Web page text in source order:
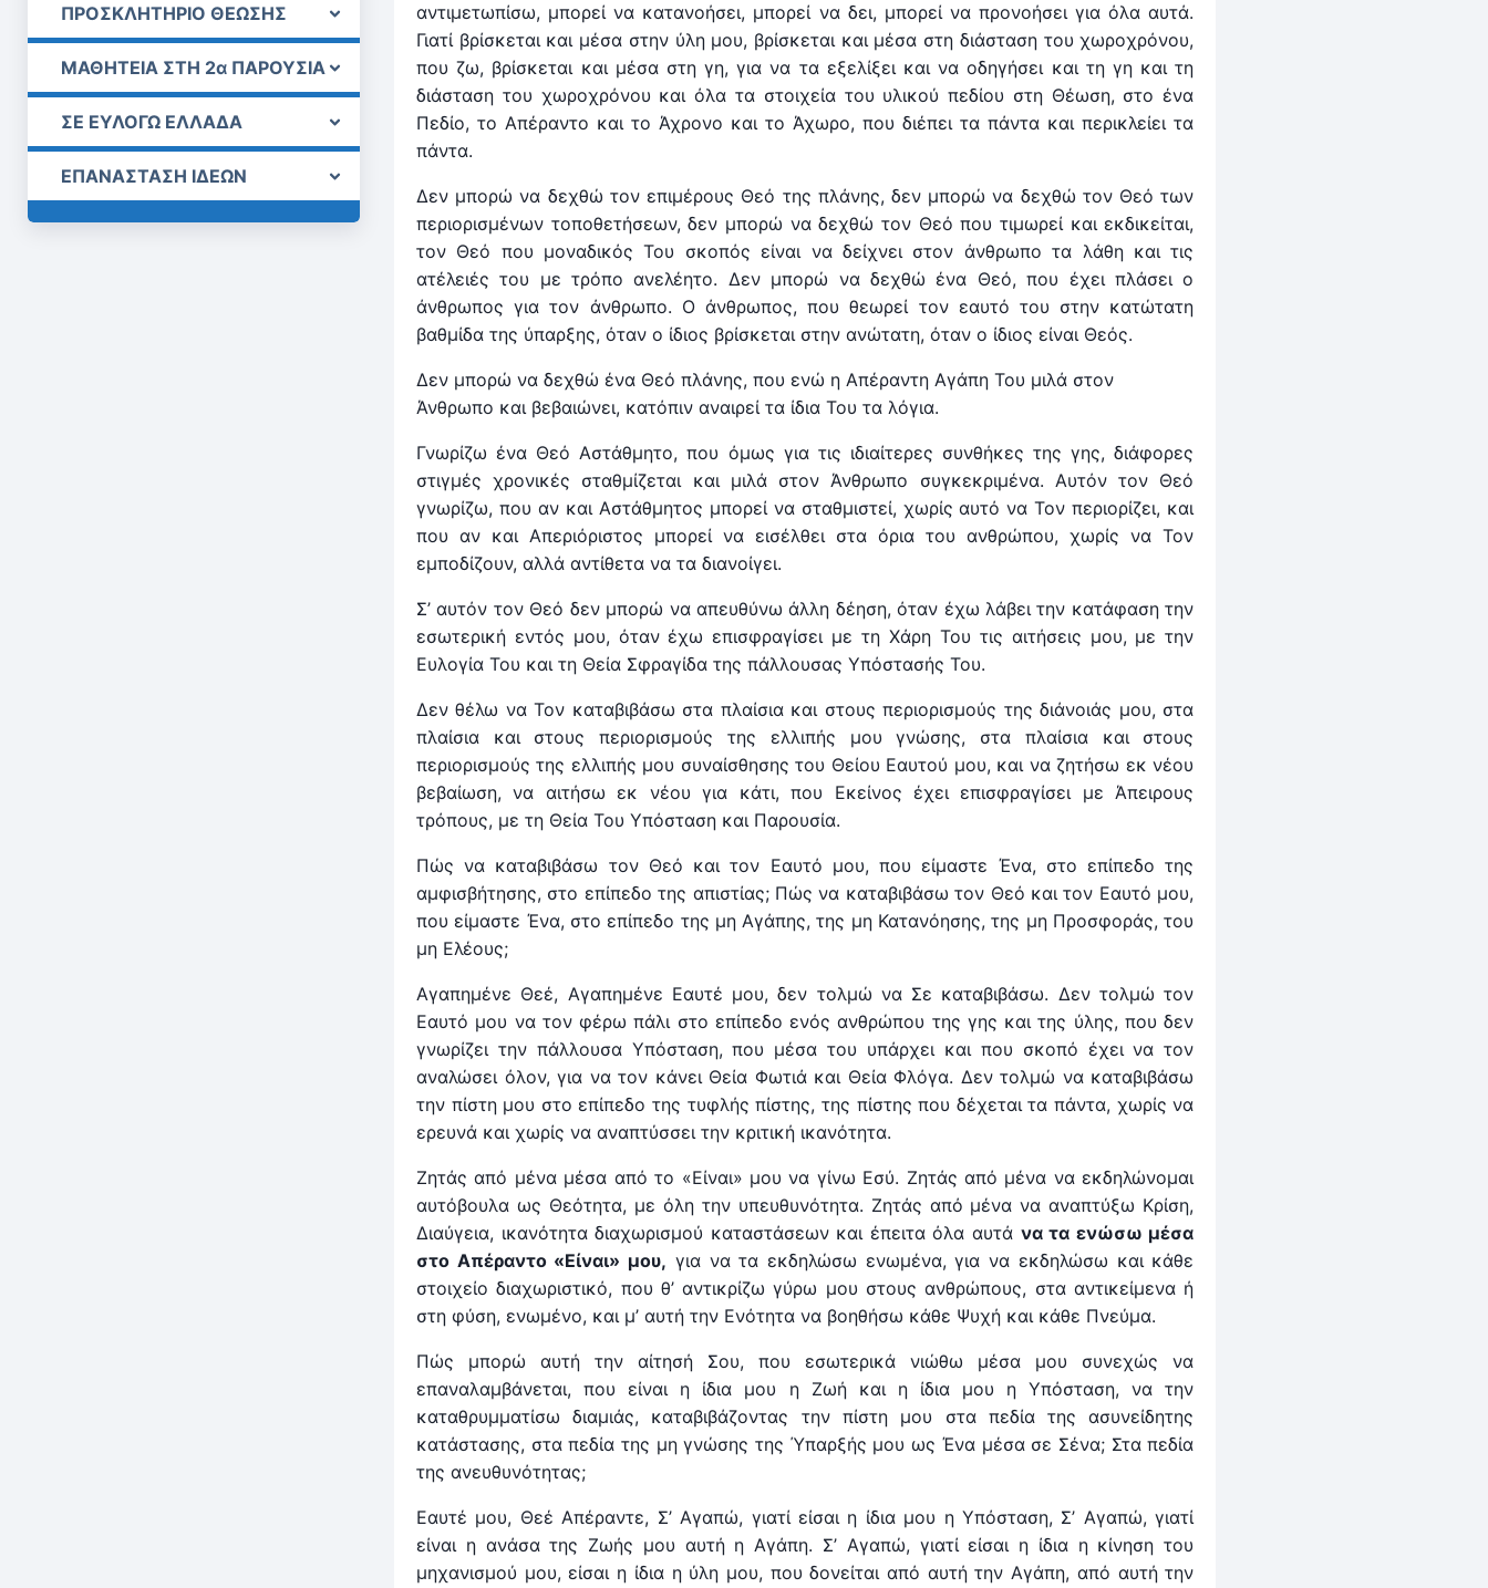
ΠΡΟΣΚΛΗΤΗΡΙΟ ΘΕΩΣΗΣ
ΜΑΘΗΤΕΙΑ ΣΤΗ 2α ΠΑΡΟΥΣΙΑ
ΣΕ ΕΥΛΟΓΩ ΕΛΛΑΔΑ
ΕΠΑΝΑΣΤΑΣΗ ΙΔΕΩΝ
αντιμετωπίσω, μπορεί να κατανοήσει, μπορεί να δει, μπορεί να προνοήσει για όλα αυτά.
Γιατί βρίσκεται και μέσα στην ύλη μου, βρίσκεται και μέσα στη διάσταση του χωροχρόνου,
που ζω, βρίσκεται και μέσα στη γη, για να τα εξελίξει και να οδηγήσει και τη γη και τη
διάσταση του χωροχρόνου και όλα τα στοιχεία του υλικού πεδίου στη Θέωση, στο ένα
Πεδίο, το Απέραντο και το Άχρονο και το Άχωρο, που διέπει τα πάντα και περικλείει τα
πάντα.
Δεν μπορώ να δεχθώ τον επιμέρους Θεό της ­πλάνης, δεν μπορώ να δεχθώ τον Θεό των
περιορισμένων τοποθετήσεων, δεν μπορώ να δεχθώ τον Θεό που τιμωρεί και εκδικείται,
τον Θεό που μοναδικός Του σκοπός είναι να δείχνει στον άνθρωπο τα λάθη και τις
ατέλειές του με τρόπο ανελέητο. Δεν μπορώ να δεχθώ ένα Θεό, που έχει πλάσει ο
άνθρωπος για τον άνθρωπο. Ο άνθρωπος, που θεωρεί τον εαυτό του στην κατώτατη
βαθμίδα της ύπαρξης, όταν ο ίδιος βρίσκεται στην ανώτατη, όταν ο ίδιος είναι Θεός.
Δεν μπορώ να δεχθώ ένα Θεό πλάνης, που ενώ η Απέραντη Αγάπη Του μιλά στον
Άνθρωπο και βεβαιώνει, κατόπιν αναιρεί τα ίδια Του τα λόγια.
Γνωρίζω ένα Θεό Αστάθμητο, που όμως για τις ιδιαίτερες συνθήκες της γης, διάφορες
στιγμές χρονικές σταθμίζεται και μιλά στον Άνθρωπο συγκεκριμένα. Αυτόν τον Θεό
γνωρίζω, που αν και Αστάθμητος μπορεί να σταθμιστεί, χωρίς αυτό να Τον περιορίζει, και
που αν και Απεριόριστος μπορεί να εισέλθει στα όρια του ανθρώπου, χωρίς να Τον
εμποδίζουν, αλλά αντίθετα να τα διανοίγει.
Σ’ αυτόν τον Θεό δεν μπορώ να απευθύνω άλλη δέηση, όταν έχω λάβει την κατάφαση την
εσωτερική εντός μου, όταν έχω επισφραγίσει με τη Χάρη Του τις αιτήσεις μου, με την
Ευλογία Του και τη Θεία Σφραγίδα της πάλλουσας Υπόστασής Του.
Δεν θέλω να Τον καταβιβάσω στα πλαίσια και στους περιορισμούς της διάνοιάς μου, στα
πλαίσια και στους περιορισμούς της ελλιπής μου γνώσης, στα πλαίσια και στους
περιορισμούς της ελλιπής μου συναίσθησης του Θείου Εαυτού μου, και να ζητήσω εκ νέου
βεβαίωση, να αιτήσω εκ νέου για κάτι, που Εκείνος έχει επισφραγίσει με Άπειρους
τρόπους, με τη Θεία Του Υπόσταση και Παρουσία.
Πώς να καταβιβάσω τον Θεό και τον Εαυτό μου, που είμαστε Ένα, στο επίπεδο της
αμφισβήτησης, στο επίπεδο της απιστίας; Πώς να καταβιβάσω τον Θεό και τον Εαυτό μου,
που είμαστε Ένα, στο επίπεδο της μη Αγάπης, της μη Κατανόησης, της μη Προσφοράς, του
μη Ελέους;
Αγαπημένε Θεέ, Αγαπημένε Εαυτέ μου, δεν τολμώ να Σε καταβιβάσω. Δεν τολμώ τον
Εαυτό μου να τον φέρω πάλι στο επίπεδο ενός ανθρώπου της γης και της ύλης, που δεν
γνωρίζει την πάλλουσα Υπόσταση, που μέσα του υπάρχει και που σκοπό έχει να τον
αναλώσει όλον, για να τον κάνει Θεία Φωτιά και Θεία Φλόγα. Δεν τολμώ να καταβιβάσω
την πίστη μου στο επίπεδο της τυφλής πίστης, της πίστης που δέχεται τα πάντα, χωρίς να
ερευνά και χωρίς να αναπτύσσει την κριτική ικανότητα.
Ζητάς από μένα μέσα από το «Είναι» μου να γίνω Εσύ. Ζητάς από μένα να εκδηλώνομαι
αυτόβουλα ως Θεότητα, με όλη την υπευθυνότητα. Ζητάς από μένα να αναπτύξω Κρίση,
Διαύγεια, ικανότητα διαχωρισμού καταστάσεων και έπειτα όλα αυτά να τα ενώσω μέσα
στο Απέραντο «Είναι» μου, για να τα εκδηλώσω ενωμένα, για να εκδηλώσω και κάθε
στοιχείο διαχωριστικό, που θ’ αντικρίζω γύρω μου στους ανθρώπους, στα αντικείμενα ή
στη φύση, ενωμένο, και μ’ αυτή την Ενότητα να βοηθήσω κάθε Ψυχή και κάθε Πνεύμα.
Πώς μπορώ αυτή την αίτησή Σου, που εσωτερικά νιώθω μέσα μου συνεχώς να
επαναλαμβάνεται, που είναι η ίδια μου η Ζωή και η ίδια μου η Υπόσταση, να την
καταθρυμματίσω διαμιάς, καταβιβάζοντας την πίστη μου στα πεδία της ασυνείδητης
κατάστασης, στα πεδία της μη γνώσης της Ύπαρξής μου ως Ένα μέσα σε Σένα; Στα πεδία
της ανευθυνότητας;
Εαυτέ μου, Θεέ Απέραντε, Σ’ Αγαπώ, γιατί είσαι η ίδια μου η Υπόσταση, Σ’ Αγαπώ, γιατί
είναι η ανάσα της Ζωής μου αυτή η Αγάπη. Σ’ Αγαπώ, γιατί είσαι η ίδια η κίνηση του
μηχανισμού μου, είσαι η ίδια η ύλη μου, που δονείται από αυτή την Αγάπη, από αυτή την